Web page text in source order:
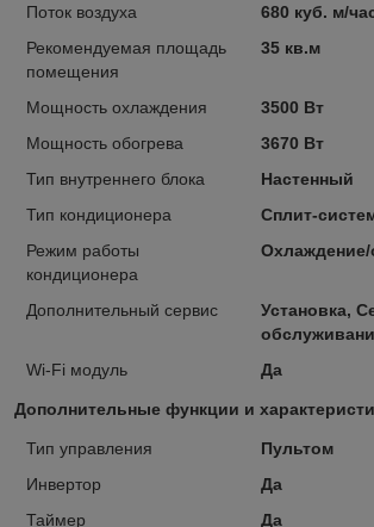
Поток воздуха
680 куб. м/
Рекомендуемая площадь
помещения
35 кв.м
Мощность охлаждения
3500 Вт
Мощность обогрева
3670 Вт
Тип внутреннего блока
Настенный
Тип кондиционера
Сплит-
Режим работы
кондиционера
Охлаждение/
Дополнительный сервис
Установка,
Wi-Fi модуль
Да
Дополнительные функции и
Тип управления
Пультом
Инвертор
Да
Таймер
Да